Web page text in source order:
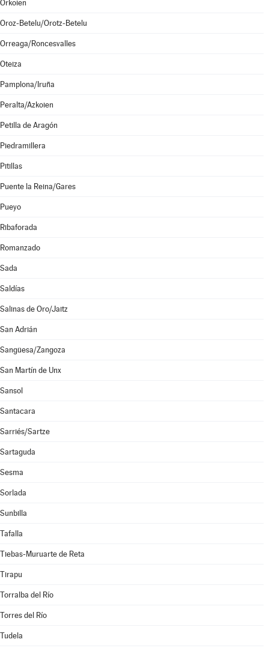
Orkoien
Oroz-Betelu/Orotz-Betelu
Orreaga/Roncesvalles
Oteiza
Pamplona/Iruña
Peralta/Azkoien
Petilla de Aragón
Piedramillera
Pitillas
Puente la Reina/Gares
Pueyo
Ribaforada
Romanzado
Sada
Saldías
Salinas de Oro/Jaitz
San Adrián
Sangüesa/Zangoza
San Martín de Unx
Sansol
Santacara
Sarriés/Sartze
Sartaguda
Sesma
Sorlada
Sunbilla
Tafalla
Tiebas-Muruarte de Reta
Tirapu
Torralba del Río
Torres del Río
Tudela